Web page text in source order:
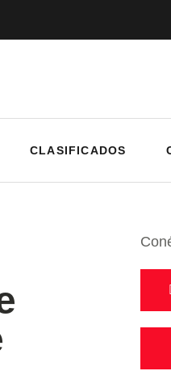
CLASIFICADOS